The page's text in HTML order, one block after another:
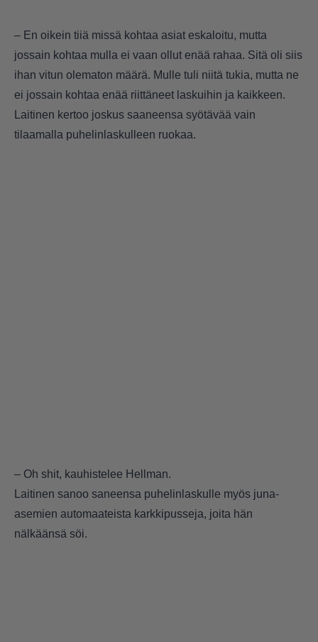
– En oikein tiiä missä kohtaa asiat eskaloitu, mutta
jossain kohtaa mulla ei vaan ollut enää rahaa. Sitä oli siis
ihan vitun olematon määrä. Mulle tuli niitä tukia, mutta ne
ei jossain kohtaa enää riittäneet laskuihin ja kaikkeen.
Laitinen kertoo joskus saaneensa syötävää vain
tilaamalla puhelinlaskulleen ruokaa.
– Oh shit, kauhistelee Hellman.
Laitinen sanoo saneensa puhelinlaskulle myös juna-
asemien automaateista karkkipusseja, joita hän
nälkäänsä söi.